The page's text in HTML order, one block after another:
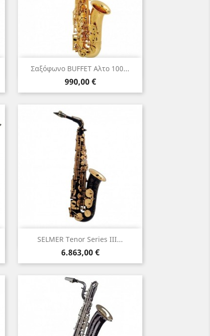
Σαξόφωνο BUFFET Αλτο 100...
Τιμή
990,00 €
Γρήγορη προβολή
SELMER Tenor Series III...
Τιμή
6.863,00 €
Γρήγορη προβολή